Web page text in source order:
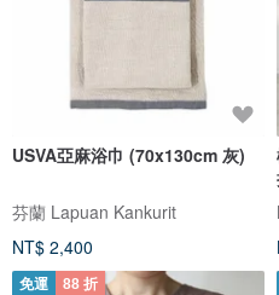
USVA亞麻浴巾 (70x130cm 灰)
芬蘭 Lapuan Kankurit
NT$ 2,400
免運 88 折